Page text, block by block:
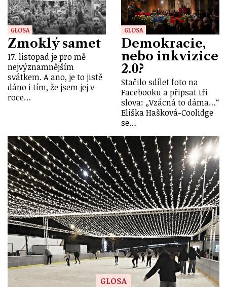
GLOSA
Zmoklý samet
17. listopad je pro mě
nejvýznamnějším
svátkem. A ano, je to jistě
dáno i tím, že jsem jej v
roce…
GLOSA
Demokracie,
nebo inkvizice
2.0?
Stačilo sdílet foto na
Facebooku a připsat tři
slova: „Vzácná to dáma…“
Eliška Hašková-Coolidge
se…
GLOSA